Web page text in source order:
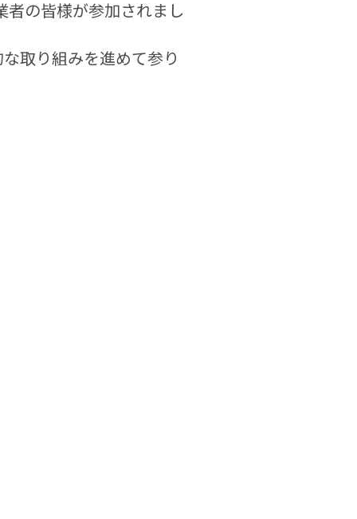
者の皆様が参加されまし
取り組みを進めて参り